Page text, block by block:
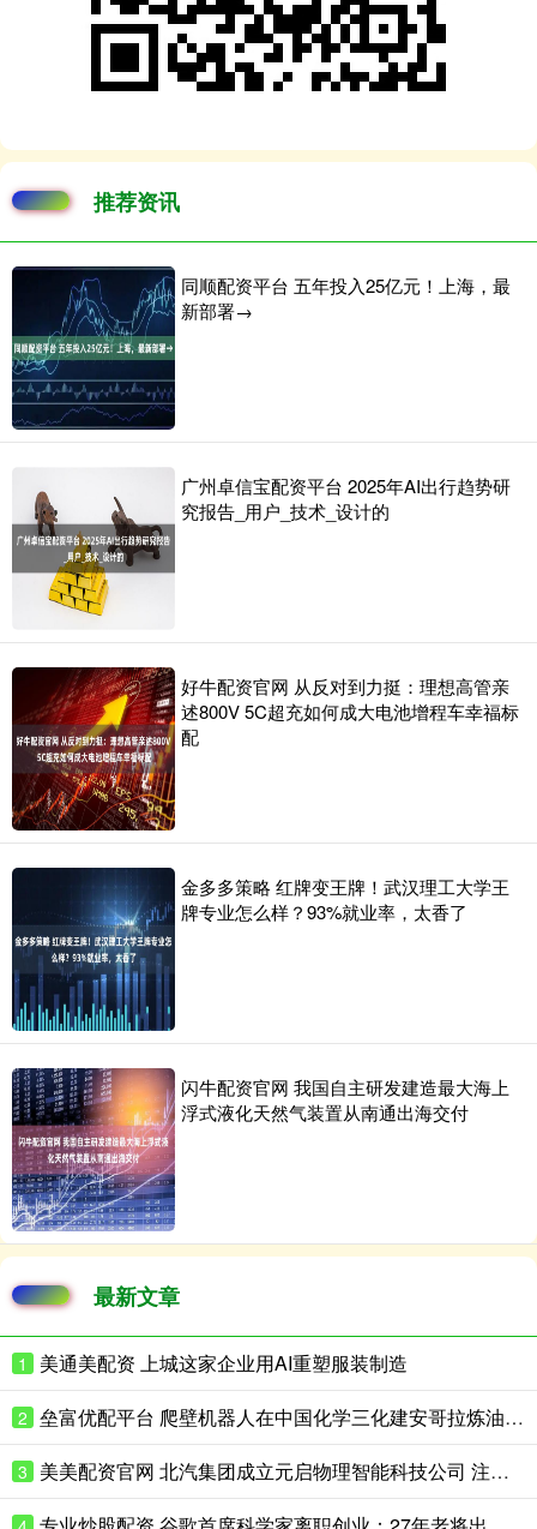
推荐资讯
同顺配资平台 五年投入25亿元！上海，最
新部署→
广州卓信宝配资平台 2025年AI出行趋势研
究报告_用户_技术_设计的
好牛配资官网 从反对到力挺：理想高管亲
述800V 5C超充如何成大电池增程车幸福标
配
金多多策略 红牌变王牌！武汉理工大学王
牌专业怎么样？93%就业率，太香了
闪牛配资官网 我国自主研发建造最大海上
浮式液化天然气装置从南通出海交付
最新文章
1 美通美配资 上城这家企业用AI重塑服装制造
2 垒富优配平台 爬壁机器人在中国化学三化建安哥拉炼油项目完成实战演练
3 美美配资官网 北汽集团成立元启物理智能科技公司 注册资本8亿